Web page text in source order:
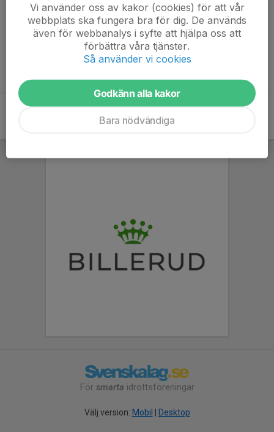
Inget referat skrivet
För smarta idrottsföreningar
Välj version: Mobil Desktop
Vi använder oss av kakor (cookies) för att vår
webbplats ska fungera bra för dig. De används
även för webbanalys i syfte att hjälpa oss att
förbättra våra tjänster.
Så använder vi cookies
Godkänn alla kakor
Bara nödvändiga